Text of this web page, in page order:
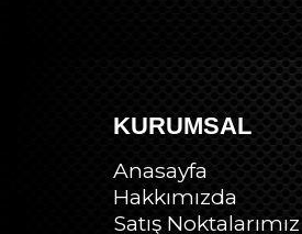
KURUMSAL
Anasayfa
Hakkımızda
Satış Noktalarımız